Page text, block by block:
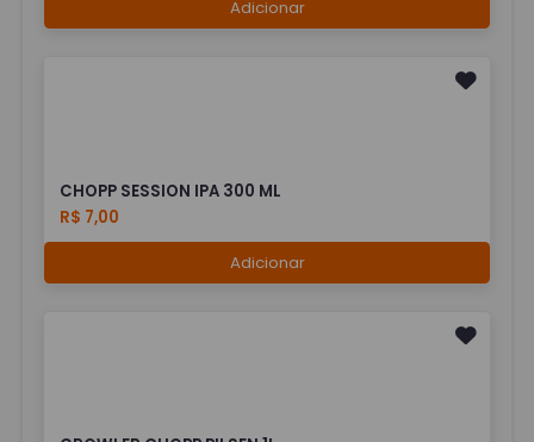
Adicionar
CHOPP SESSION IPA 300 ML
R$ 7,00
Adicionar